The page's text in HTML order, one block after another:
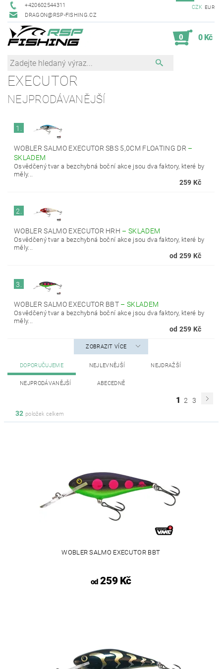
+420602544311
DRAGON@RSP-FISHING.CZ
CZK EUR
0 0 Kč
EXECUTOR
NEJPRODÁVANĚJŠÍ
1.
WOBLER SALMO EXECUTOR SBS 5,0CM FLOATING DR –
SKLADEM
Osvědčený tvar a bezchybná boční akce jsou dva faktory, které by
měly...
259 Kč
2.
WOBLER SALMO EXECUTOR HRH –SKLADEM
Osvědčený tvar a bezchybná boční akce jsou dva faktory, které by
měly...
od 259 Kč
3.
WOBLER SALMO EXECUTOR BBT –SKLADEM
Osvědčený tvar a bezchybná boční akce jsou dva faktory, které by
měly...
od 259 Kč
ZOBRAZIT VÍCE
DOPORUČUJEME NEJLEVNĚJŠÍ NEJDRAŽŠÍ
NEJPRODÁVANĚJŠÍ ABECEDNĚ
1 2
3
32 položek celkem
WOBLER SALMO EXECUTOR BBT
od259 Kč